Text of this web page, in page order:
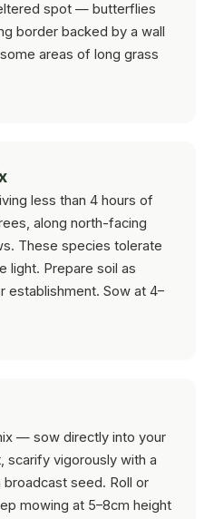
spot — butterflies
border backed by a wall
areas of long grass
less than 4 hours of
along north-facing
These species tolerate
light. Prepare soil as
establishment. Sow at 4–
— sow directly into your
scarify vigorously with a
seed. Roll or
mowing at 5–8cm height